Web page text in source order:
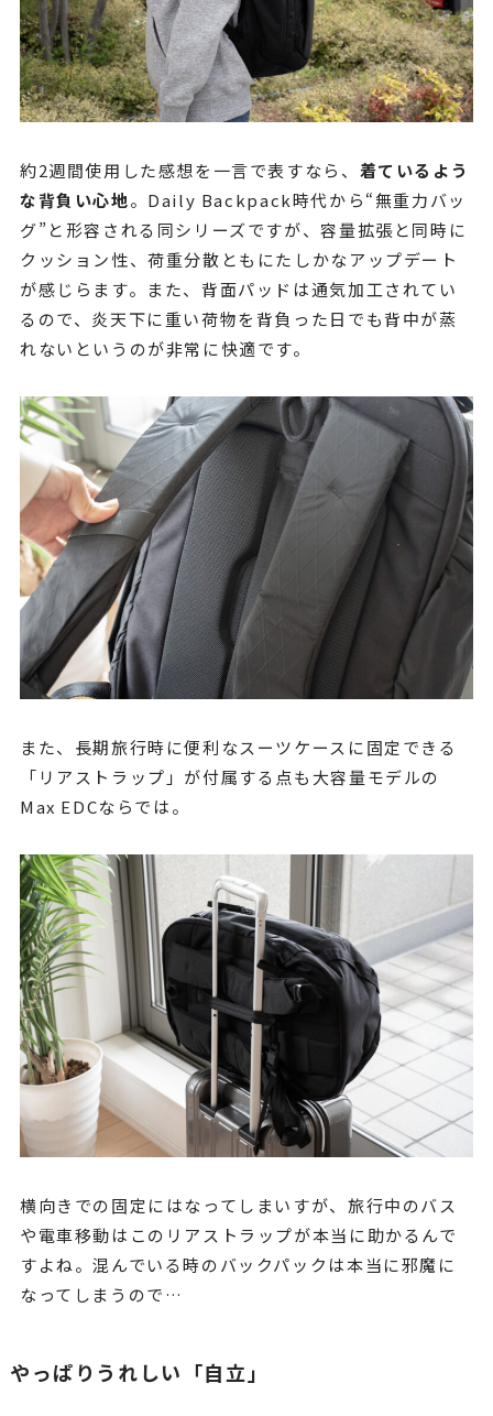
約2週間使用した感想を一言で表すなら、 着ているよう
な背負い心地。Daily Backpack時代から“無重力バッ
グ”と形容される同シリーズですが、容量拡張と同時に
クッション性、荷重分散ともにたしかなアップデート
が感じらます。また、背面パッドは通気加工されてい
るので、炎天下に重い荷物を背負った日でも背中が蒸
れないというのが非常に快適です。
また、長期旅行時に便利なスーツケースに固定できる
「リアストラップ」が付属する点も大容量モデルの
Max EDCならでは。
横向きでの固定にはなってしまいすが、旅行中のバス
や電車移動はこのリアストラップが本当に助かるんで
すよね。混んでいる時のバックパックは本当に邪魔に
なってしまうので…
やっぱりうれしい「自立」